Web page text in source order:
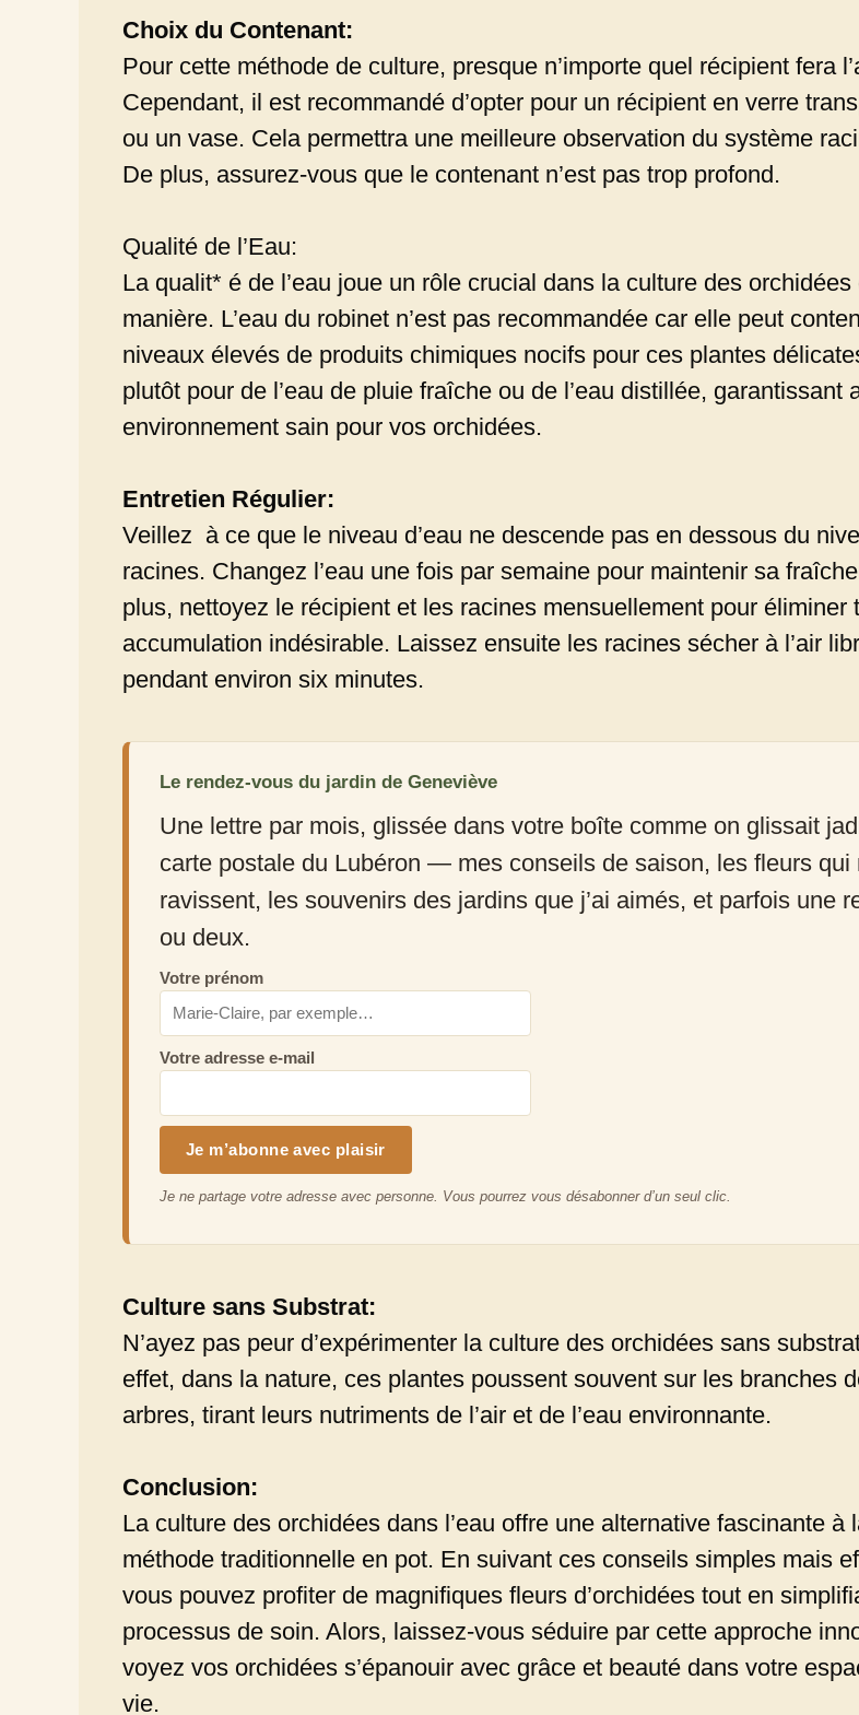
Choix du Contenant:
Pour cette méthode de culture, presque n’importe quel récipient fera
Cependant, il est recommandé d’opter pour un récipient en verre
ou un vase. Cela permettra une meilleure observation du système
De plus, assurez-vous que le contenant n’est pas trop profond.
Qualité de l’Eau:
La qualit* é de l’eau joue un rôle crucial dans la culture des orchidées
manière. L’eau du robinet n’est pas recommandée car elle peut
niveaux élevés de produits chimiques nocifs pour ces plantes
plutôt pour de l’eau de pluie fraîche ou de l’eau distillée, garantissant
environnement sain pour vos orchidées.
Entretien Régulier:
Veillez à ce que le niveau d’eau ne descende pas en dessous du
racines. Changez l’eau une fois par semaine pour maintenir sa
plus, nettoyez le récipient et les racines mensuellement pour éliminer
accumulation indésirable. Laissez ensuite les racines sécher à l’air
pendant environ six minutes.
Le rendez-vous du jardin de Geneviève
Une lettre par mois, glissée dans votre boîte comme on glissait
carte postale du Lubéron — mes conseils de saison, les fleurs qui
ravissent, les souvenirs des jardins que j’ai aimés, et parfois une
ou deux.
Votre prénom
Votre adresse e-mail
Je ne partage votre adresse avec personne. Vous pourrez vous désabonner d’un seul clic.
Culture sans Substrat:
N’ayez pas peur d’expérimenter la culture des orchidées sans
effet, dans la nature, ces plantes poussent souvent sur les branches
arbres, tirant leurs nutriments de l’air et de l’eau environnante.
Conclusion:
La culture des orchidées dans l’eau offre une alternative fascinante à
méthode traditionnelle en pot. En suivant ces conseils simples mais
vous pouvez profiter de magnifiques fleurs d’orchidées tout en
processus de soin. Alors, laissez-vous séduire par cette approche
voyez vos orchidées s’épanouir avec grâce et beauté dans votre
vie.